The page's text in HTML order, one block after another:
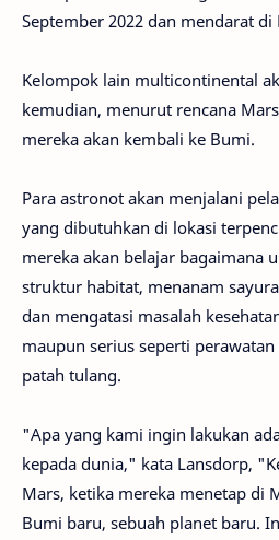
September 2022 dan mendarat
Kelompok lain multicontinental
kemudian, menurut rencana
mereka akan kembali ke Bumi.
Para astronot akan menjalani
yang dibutuhkan di lokasi
mereka akan belajar bagaimana
struktur habitat, menanam
dan mengatasi masalah
maupun serius seperti
patah tulang.
"Apa yang kami ingin lakukan
kepada dunia," kata Lansdorp,
Mars, ketika mereka menetap di
Bumi baru, sebuah planet baru.